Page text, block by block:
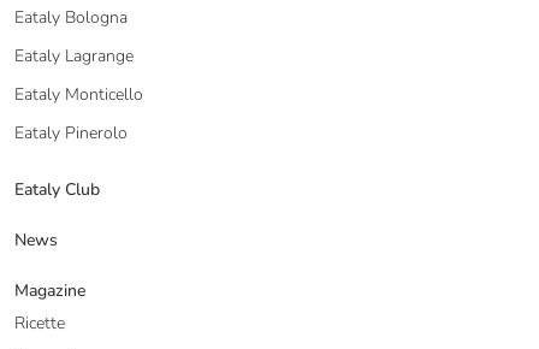
Eataly Bologna
Eataly Lagrange
Eataly Monticello
Eataly Pinerolo
Eataly Club
News
Magazine
Ricette